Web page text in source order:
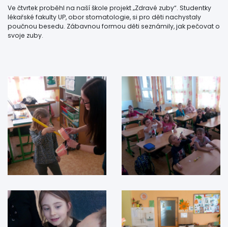
Ve čtvrtek proběhl na naší škole projekt „Zdravé zuby“. Studentky
lékařské fakulty UP, obor stomatologie, si pro děti nachystaly
poučnou besedu. Zábavnou formou děti seznámily, jak pečovat o
svoje zuby.